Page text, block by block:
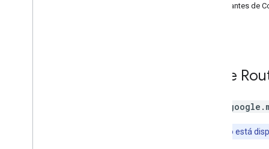
Constantes de
Clase
Solo está